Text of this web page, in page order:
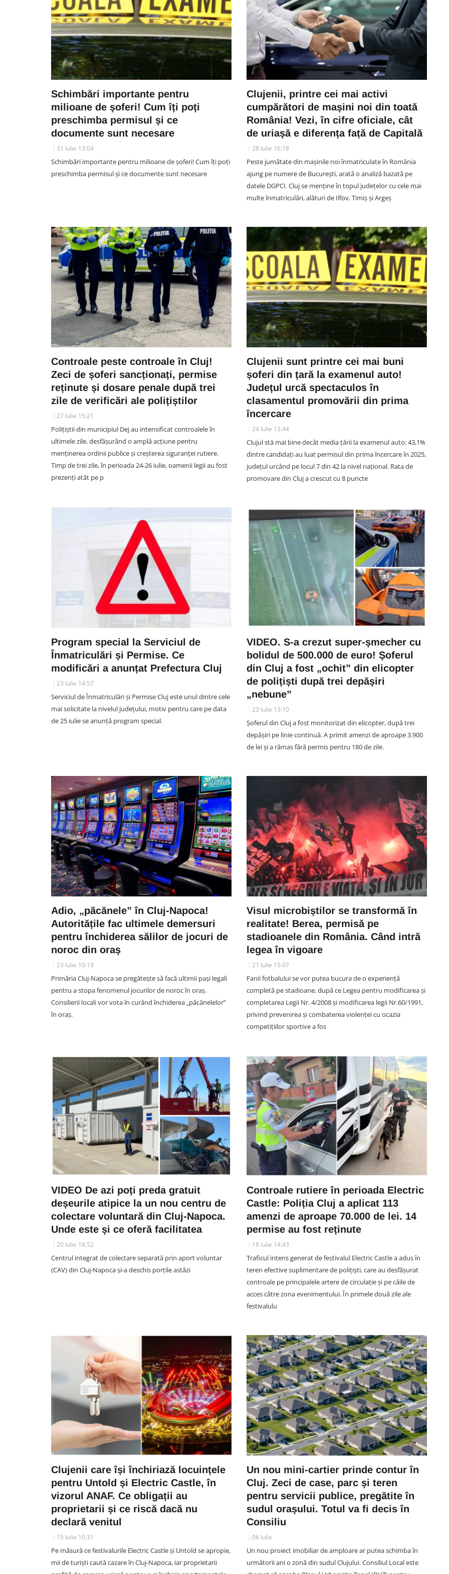
Schimbări importante pentru
milioane de șoferi! Cum îți poți
preschimba permisul și ce
documente sunt necesare
31 Iulie 13:04
Schimbări importante pentru milioane de șoferi! Cum îți poți
preschimba permisul și ce documente sunt necesare
Clujenii, printre cei mai activi
cumpărători de mașini noi din toată
România! Vezi, în cifre oficiale, cât
de uriașă e diferența față de Capitală
28 Iulie 16:18
Peste jumătate din mașinile noi înmatriculate în România
ajung pe numere de București, arată o analiză bazată pe
datele DGPCI. Cluj se menține în topul județelor cu cele mai
multe înmatriculări, alături de Ilfov, Timiș și Argeș
Controale peste controale în Cluj!
Zeci de șoferi sancționați, permise
reținute și dosare penale după trei
zile de verificări ale polițiștilor
27 Iulie 15:21
Polițiștii din municipiul Dej au intensificat controalele în
ultimele zile, desfășurând o amplă acțiune pentru
menținerea ordinii publice și creșterea siguranței rutiere.
Timp de trei zile, în perioada 24-26 iulie, oamenii legii au fost
prezenți atât pe p
Clujenii sunt printre cei mai buni
șoferi din țară la examenul auto!
Județul urcă spectaculos în
clasamentul promovării din prima
încercare
24 Iulie 13:44
Clujul stă mai bine decât media țării la examenul auto: 43,1%
dintre candidați au luat permisul din prima încercare în 2025,
județul urcând pe locul 7 din 42 la nivel național. Rata de
promovare din Cluj a crescut cu 8 puncte
Program special la Serviciul de
Înmatriculări și Permise. Ce
modificări a anunțat Prefectura Cluj
23 Iulie 14:57
Serviciul de Înmatriculări și Permise Cluj este unul dintre cele
mai solicitate la nivelul județului, motiv pentru care pe data
de 25 iulie se anunță program special.
VIDEO. S-a crezut super-șmecher cu
bolidul de 500.000 de euro! Șoferul
din Cluj a fost „ochit” din elicopter
de polițiști după trei depășiri
„nebune”
23 Iulie 13:10
Șoferul din Cluj a fost monitorizat din elicopter, după trei
depășiri pe linie continuă. A primit amenzi de aproape 3.900
de lei și a rămas fără permis pentru 180 de zile.
Adio, „păcănele” în Cluj-Napoca!
Autoritățile fac ultimele demersuri
pentru închiderea sălilor de jocuri de
noroc din oraș
23 Iulie 10:19
Primăria Cluj-Napoca se pregătește să facă ultimii pași legali
pentru a stopa fenomenul jocurilor de noroc în oraș.
Consilierii locali vor vota în curând închiderea „păcănelelor”
în oraș.
Visul microbiștilor se transformă în
realitate! Berea, permisă pe
stadioanele din România. Când intră
legea în vigoare
21 Iulie 15:07
Fanii fotbalului se vor putea bucura de o experiență
completă pe stadioane, după ce Legea pentru modificarea și
completarea Legii Nr. 4/2008 și modificarea legii Nr.60/1991,
privind prevenirea și combaterea violenței cu ocazia
competițiilor sportive a fos
VIDEO De azi poți preda gratuit
deșeurile atipice la un nou centru de
colectare voluntară din Cluj-Napoca.
Unde este și ce oferă facilitatea
20 Iulie 18:52
Centrul integrat de colectare separată prin aport voluntar
(CAV) din Cluj-Napoca și-a deschis porțile astăzi
Controale rutiere în perioada Electric
Castle: Poliția Cluj a aplicat 113
amenzi de aproape 70.000 de lei. 14
permise au fost reținute
18 Iulie 14:43
Traficul intens generat de festivalul Electric Castle a adus în
teren efective suplimentare de polițiști, care au desfășurat
controale pe principalele artere de circulație și pe căile de
acces către zona evenimentului. În primele două zile ale
festivalulu
Clujenii care își închiriază locuințele
pentru Untold și Electric Castle, în
vizorul ANAF. Ce obligații au
proprietarii și ce riscă dacă nu
declară venitul
15 Iulie 10:31
Pe măsură ce festivalurile Electric Castle și Untold se apropie,
mii de turiști caută cazare în Cluj-Napoca, iar proprietarii
Un nou mini-cartier prinde contur în
Cluj. Zeci de case, parc și teren
pentru servicii publice, pregătite în
sudul orașului. Totul va fi decis în
Consiliu
06 Iulie
Un nou proiect imobiliar de amploare ar putea schimba în
următorii ani o zonă din sudul Clujului. Consiliul Local este
SOCIAL
Locuitorii din Mărăști cer
intervenția autorităților: „Nu am
văzut niciun echipaj de Poliție
07 August 09:41
SOCIAL
cântarul a marcat 822 grame”
07 August 12:58
SOCIAL
VIDEO. Alertă: Un urs a fost
văzut pe marginea unui drum
din Cluj: Animalul nu era deloc
07 August 14:16
VIDEO. Accident în această
noapte în Florești. Pasagera din
taxiul implicat în impactul cu o
extrasă de pompieri din taxi